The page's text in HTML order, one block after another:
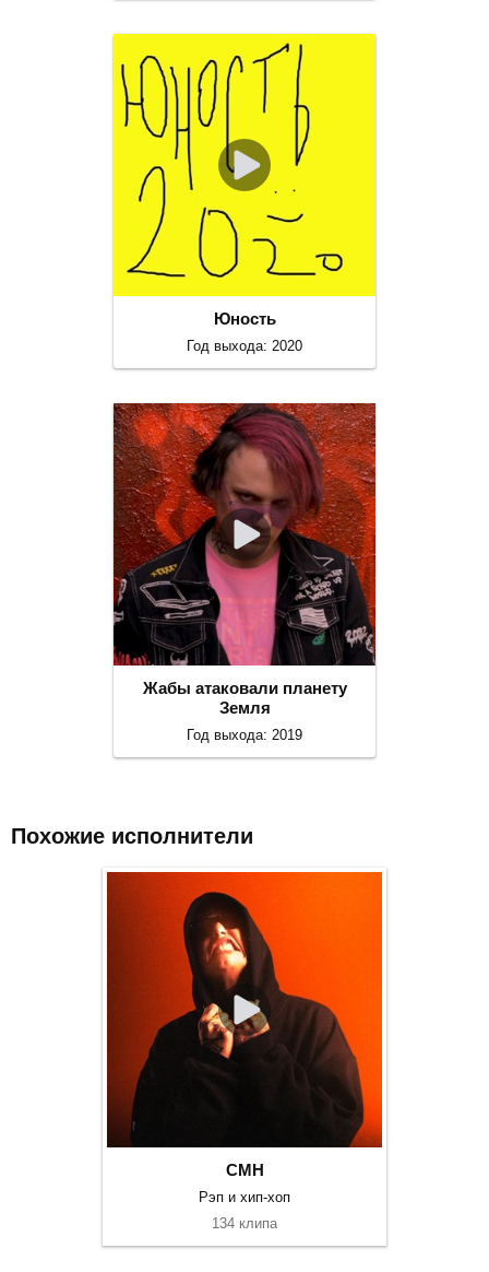
Юность
Год выхода: 2020
Жабы атаковали планету
Земля
Год выхода: 2019
Похожие исполнители
CMH
Рэп и хип-хоп
134 клипа